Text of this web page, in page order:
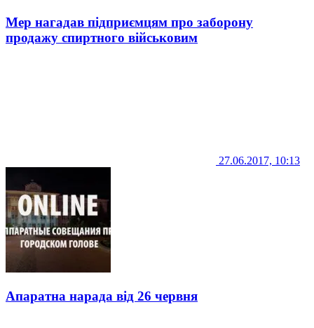
Мер нагадав підприємцям про заборону
продажу спиртного військовим
27.06.2017, 10:13
Апаратна нарада від 26 червня